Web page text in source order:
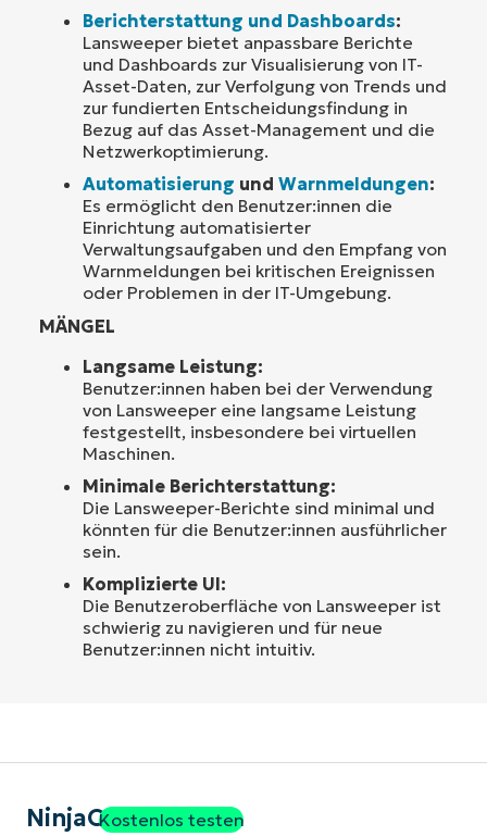
Berichterstattung und Dashboards:
Lansweeper bietet anpassbare Berichte
und Dashboards zur Visualisierung von IT-
Asset-Daten, zur Verfolgung von Trends und
zur fundierten Entscheidungsfindung in
Bezug auf das Asset-Management und die
Netzwerkoptimierung.
Automatisierung und Warnmeldungen:
Es ermöglicht den Benutzer:innen die
Einrichtung automatisierter
Verwaltungsaufgaben und den Empfang von
Warnmeldungen bei kritischen Ereignissen
oder Problemen in der IT-Umgebung.
MÄNGEL
Langsame Leistung:
Benutzer:innen haben bei der Verwendung
von Lansweeper eine langsame Leistung
festgestellt, insbesondere bei virtuellen
Maschinen.
Minimale Berichterstattung:
Die Lansweeper-Berichte sind minimal und
könnten für die Benutzer:innen ausführlicher
sein.
Komplizierte UI:
Die Benutzeroberfläche von Lansweeper ist
schwierig zu navigieren und für neue
Benutzer:innen nicht intuitiv.
NinjaOneKostenlos testen